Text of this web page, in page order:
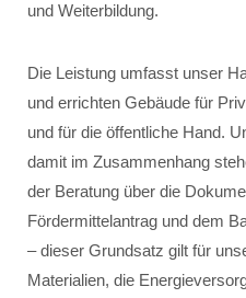
und Weiterbildung.
Die Leistung umfasst unser
und errichten Gebäude für
und für die öffentliche Hand.
damit im Zusammenhang
der Beratung über die
Fördermittelantrag und dem
– dieser Grundsatz gilt für
Materialien, die